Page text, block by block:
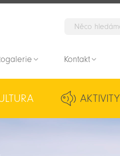
Kontakt
AKTIVITY